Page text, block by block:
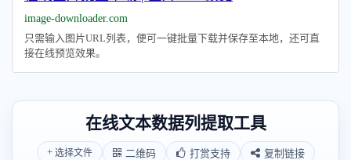
image-downloader.com
只需输入图片URL列表，便可一键批量下载并保存至本地，还可直
接在线预览效果。
在线文本数据列提取工具
+ 选择文件 二维码 打赏支持
复制链接